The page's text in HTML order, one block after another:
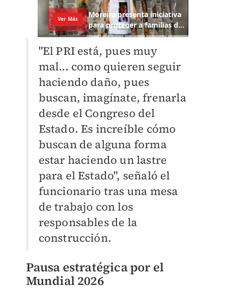
"El PRI está, pues muy
mal... como quieren seguir
haciendo daño, pues
buscan, imagínate, frenarla
desde el Congreso del
Estado. Es increíble cómo
buscan de alguna forma
estar haciendo un lastre
para el Estado", señaló el
funcionario tras una mesa
de trabajo con los
responsables de la
construcción.
Pausa estratégica por el
Mundial 2026